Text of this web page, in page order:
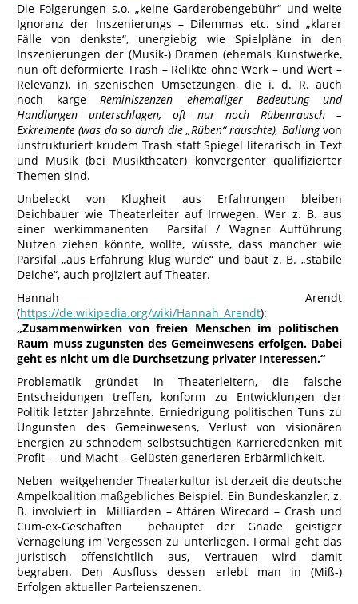
Die Folgerungen s.o. „keine Garderobengebühr“ und weite
Ignoranz der Inszenierungs – Dilemmas etc. sind „klarer
Fälle von denkste“, unergiebig wie Spielpläne in den
Inszenierungen der (Musik-) Dramen (ehemals Kunstwerke,
nun oft deformierte Trash – Relikte ohne Werk – und Wert –
Relevanz), in szenischen Umsetzungen, die i. d. R. auch
noch kargeReminiszenzen ehemaliger Bedeutung und
Handlungen unterschlagen, oft nur noch Rübenrausch –
Exkremente (was da so durch die „Rüben“ rauschte), Ballungvon
unstrukturiert krudem Trash statt Spiegel literarisch in Text
und Musik (bei Musiktheater) konvergenter qualifizierter
Themen sind.
Unbeleckt von Klugheit aus Erfahrungen bleiben
Deichbauer wie Theaterleiter auf Irrwegen. Wer z. B. aus
einer werkimmanenten Parsifal / Wagner Aufführung
Nutzen ziehen könnte, wollte, wüsste, dass mancher wie
Parsifal „aus Erfahrung klug wurde“ und baut z. B. „stabile
Deiche“, auch projiziert auf Theater.
Hannah Arendt
(https://de.wikipedia.org/wiki/Hannah_Arendt):
„Zusammenwirken von freien Menschen im politischen
Raum muss zugunsten des Gemeinwesens erfolgen. Dabei
geht es nicht um die Durchsetzung privater Interessen.“
Problematik gründet in Theaterleitern, die falsche
Entscheidungen treffen, konform zu Entwicklungen der
Politik letzter Jahrzehnte. Erniedrigung politischen Tuns zu
Ungunsten des Gemeinwesens, Verlust von visionären
Energien zu schnödem selbstsüchtigen Karrieredenken mit
Profit – und Macht – Gelüsten generieren Erbärmlichkeit.
Neben weitgehender Theaterkultur ist derzeit die deutsche
Ampelkoalition maßgebliches Beispiel. Ein Bundeskanzler, z.
B. involviert in Milliarden – Affären Wirecard – Crash und
Cum-ex-Geschäften behauptet der Gnade geistiger
Vernagelung im Vergessen zu unterliegen. Formal geht das
juristisch offensichtlich aus, Vertrauen wird damit
begraben. Den Ausfluss dessen erlebt man in (Miß-)
Erfolgen aktueller Parteienszenen.